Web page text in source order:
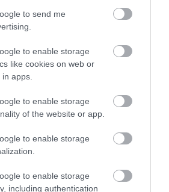
to send me
to enable storage
like cookies on web or
apps.
to enable storage
of the website or app.
to enable storage
to enable storage
including authentication